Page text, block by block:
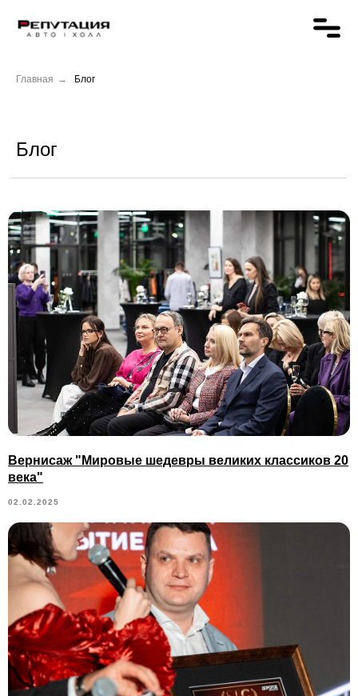
Главная → Блог
Блог
Вернисаж "Мировые шедевры великих классиков 20
века"
02.02.2025